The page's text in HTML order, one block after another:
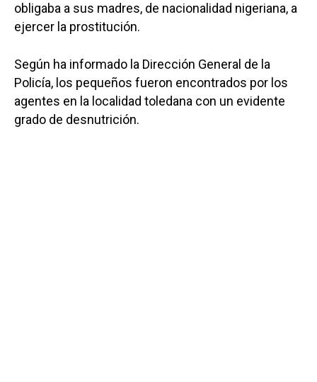
obligaba a sus madres, de nacionalidad nigeriana, a
ejercer la prostitución.
Según ha informado la Dirección General de la
Policía, los pequeños fueron encontrados por los
agentes en la localidad toledana con un evidente
grado de desnutrición.